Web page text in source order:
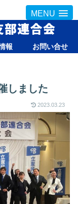
MENU
報 お問い合せ
しました
2023.03.23